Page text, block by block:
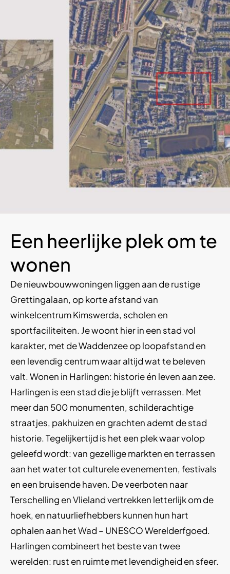
Een heerlijke plek om te
wonen
De nieuwbouwwoningen liggen aan de rustige
Grettingalaan, op korte afstand van
winkelcentrum Kimswerda, scholen en
sportfaciliteiten. Je woont hier in een stad vol
karakter, met de Waddenzee op loopafstand en
een levendig centrum waar altijd wat te beleven
valt. Wonen in Harlingen: historie én leven aan zee.
Harlingen is een stad die je blijft verrassen. Met
meer dan 500 monumenten, schilderachtige
straatjes, pakhuizen en grachten ademt de stad
historie. Tegelijkertijd is het een plek waar volop
geleefd wordt: van gezellige markten en terrassen
aan het water tot culturele evenementen, festivals
en een bruisende haven. De veerboten naar
Terschelling en Vlieland vertrekken letterlijk om de
hoek, en natuurliefhebbers kunnen hun hart
ophalen aan het Wad – UNESCO Werelderfgoed.
Harlingen combineert het beste van twee
werelden: rust en ruimte met levendigheid en sfeer.